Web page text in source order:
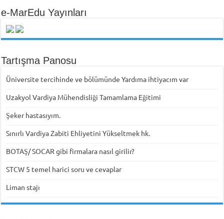
e-MarEdu Yayınları
Tartışma Panosu
Üniversite tercihinde ve bölümünde Yardıma ihtiyacım var
Uzakyol Vardiya Mühendisliği Tamamlama Eğitimi
Şeker hastasıyım.
Sınırlı Vardiya Zabiti Ehliyetini Yükseltmek hk.
BOTAŞ/ SOCAR gibi firmalara nasıl girilir?
STCW 5 temel harici soru ve cevaplar
Liman stajı